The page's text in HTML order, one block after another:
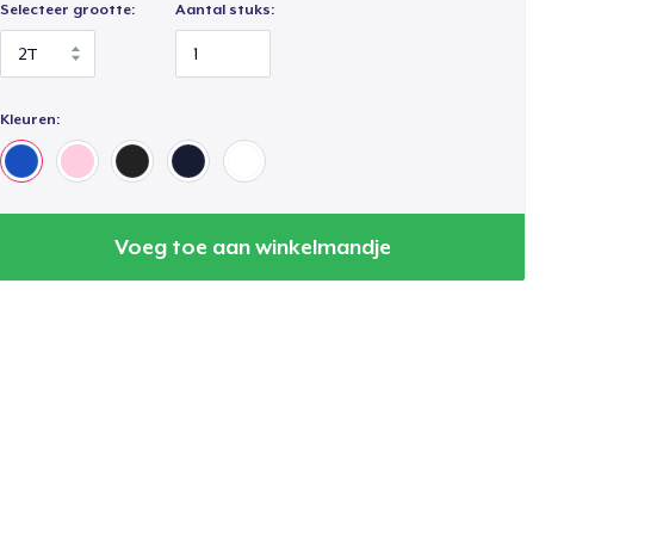
Selecteer grootte: Aantal stuks:
Kleuren:
Voeg toe aan winkelmandje